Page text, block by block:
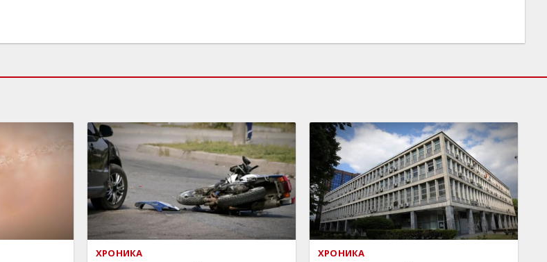
ХРОНИКА ХРОНИКА